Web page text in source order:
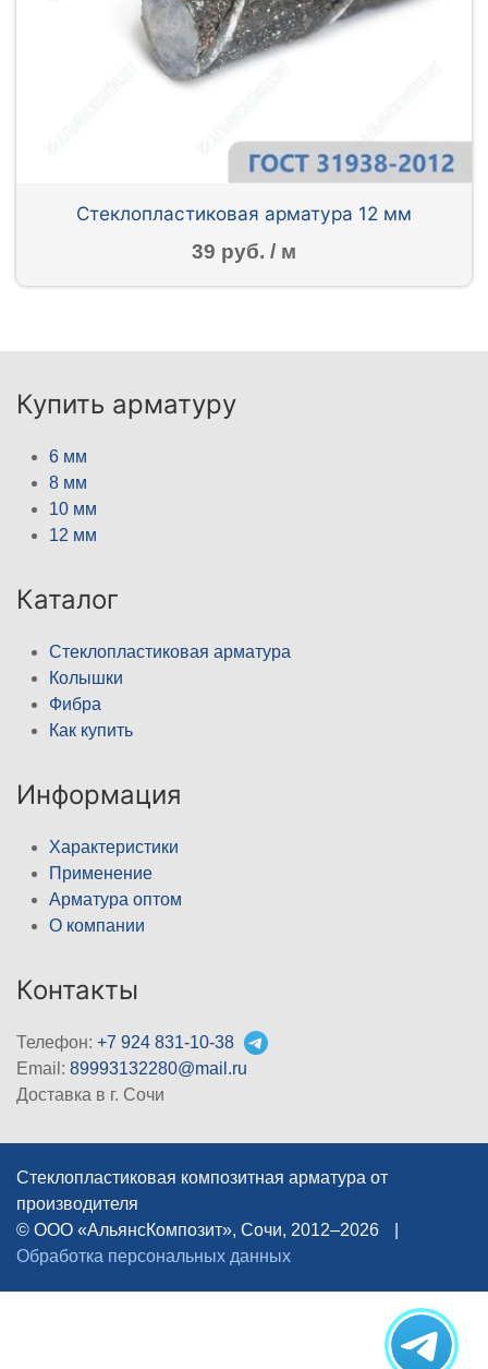
Стеклопластиковая арматура 12 мм
39 руб. / м
Купить арматуру
6 мм
8 мм
10 мм
12 мм
Каталог
Стеклопластиковая арматура
Колышки
Фибра
Как купить
Информация
Характеристики
Применение
Арматура оптом
О компании
Контакты
Телефон: +7 924 831-10-38
Email: 89993132280@mail.ru
Доставка в г. Сочи
Стеклопластиковая композитная арматура от
производителя
© ООО «АльянсКомпозит», Сочи, 2012–2026
Обработка персональных данных